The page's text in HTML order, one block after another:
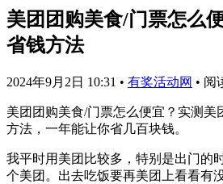
美团团购美食/门票怎么
省钱方法
2024年9月2日 10:31 • 有奖活动网 • 阅
美团团购美食/门票怎么便宜？实测美
方法，一年能让你省几百块钱。
我平时用美团比较多，特别是出门的
个美团。出去吃饭要再美团上看看有